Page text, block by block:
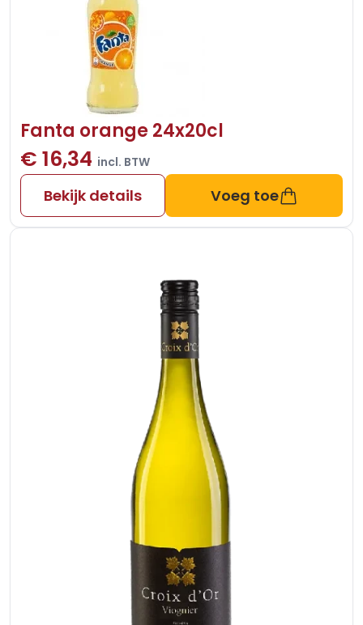
Fanta orange 24x20cl
€ 16,34 incl. BTW
Bekijk details Voeg toe